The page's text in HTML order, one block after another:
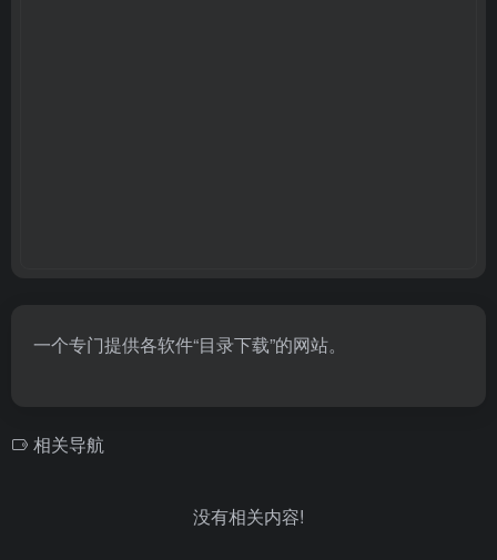
一个专门提供各软件“目录下载”的网站。
相关导航
没有相关内容!